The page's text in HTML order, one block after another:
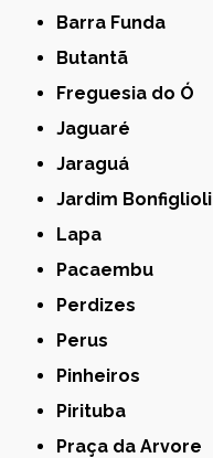
Barra Funda
Butantã
Freguesia do Ó
Jaguaré
Jaraguá
Jardim Bonfiglioli
Lapa
Pacaembu
Perdizes
Perus
Pinheiros
Pirituba
Praça da Arvore